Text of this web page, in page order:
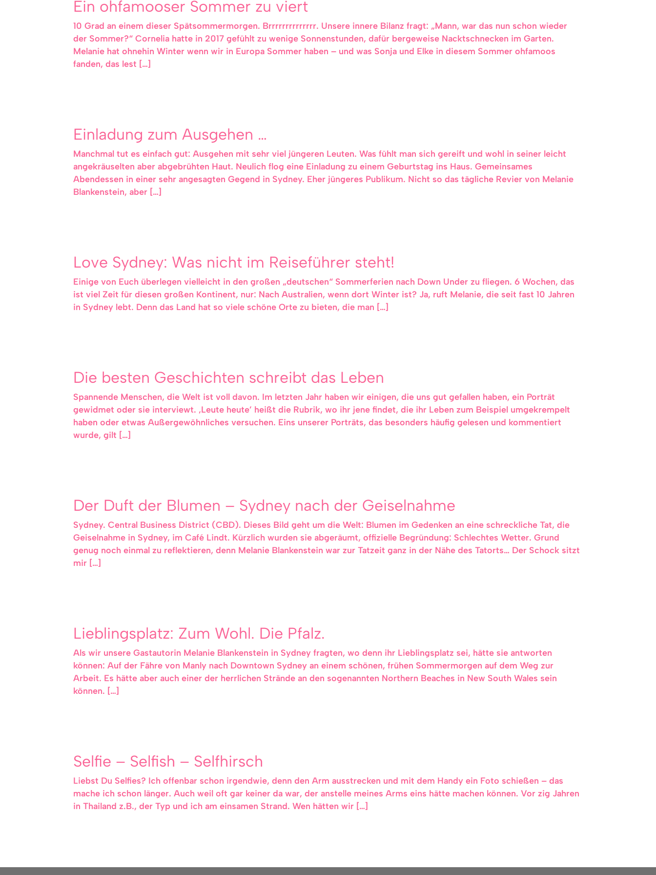
Ein ohfamooser Sommer zu viert
10 Grad an einem dieser Spätsommermorgen. Brrrrrrrrrrrrrr. Unsere innere Bilanz fragt: „Mann, war das nun schon wieder
der Sommer?“ Cornelia hatte in 2017 gefühlt zu wenige Sonnenstunden, dafür bergeweise Nacktschnecken im Garten.
Melanie hat ohnehin Winter wenn wir in Europa Sommer haben – und was Sonja und Elke in diesem Sommer ohfamoos
fanden, das lest […]
Einladung zum Ausgehen …
Manchmal tut es einfach gut: Ausgehen mit sehr viel jüngeren Leuten. Was fühlt man sich gereift und wohl in seiner leicht
angekräuselten aber abgebrühten Haut. Neulich flog eine Einladung zu einem Geburtstag ins Haus. Gemeinsames
Abendessen in einer sehr angesagten Gegend in Sydney. Eher jüngeres Publikum. Nicht so das tägliche Revier von Melanie
Blankenstein, aber […]
Love Sydney: Was nicht im Reiseführer steht!
Einige von Euch überlegen vielleicht in den großen „deutschen“ Sommerferien nach Down Under zu fliegen. 6 Wochen, das
ist viel Zeit für diesen großen Kontinent, nur: Nach Australien, wenn dort Winter ist? Ja, ruft Melanie, die seit fast 10 Jahren
in Sydney lebt. Denn das Land hat so viele schöne Orte zu bieten, die man […]
Die besten Geschichten schreibt das Leben
Spannende Menschen, die Welt ist voll davon. Im letzten Jahr haben wir einigen, die uns gut gefallen haben, ein Porträt
gewidmet oder sie interviewt. ‚Leute heute’ heißt die Rubrik, wo ihr jene findet, die ihr Leben zum Beispiel umgekrempelt
haben oder etwas Außergewöhnliches versuchen. Eins unserer Porträts, das besonders häufig gelesen und kommentiert
wurde, gilt […]
Der Duft der Blumen – Sydney nach der Geiselnahme
Sydney. Central Business District (CBD). Dieses Bild geht um die Welt: Blumen im Gedenken an eine schreckliche Tat, die
Geiselnahme in Sydney, im Café Lindt. Kürzlich wurden sie abgeräumt, offizielle Begründung: Schlechtes Wetter. Grund
genug noch einmal zu reflektieren, denn Melanie Blankenstein war zur Tatzeit ganz in der Nähe des Tatorts… Der Schock sitzt
mir […]
Lieblingsplatz: Zum Wohl. Die Pfalz.
Als wir unsere Gastautorin Melanie Blankenstein in Sydney fragten, wo denn ihr Lieblingsplatz sei, hätte sie antworten
können: Auf der Fähre von Manly nach Downtown Sydney an einem schönen, frühen Sommermorgen auf dem Weg zur
Arbeit. Es hätte aber auch einer der herrlichen Strände an den sogenannten Northern Beaches in New South Wales sein
können. […]
Selfie – Selfish – Selfhirsch
Liebst Du Selfies? Ich offenbar schon irgendwie, denn den Arm ausstrecken und mit dem Handy ein Foto schießen – das
mache ich schon länger. Auch weil oft gar keiner da war, der anstelle meines Arms eins hätte machen können. Vor zig Jahren
in Thailand z.B., der Typ und ich am einsamen Strand. Wen hätten wir […]